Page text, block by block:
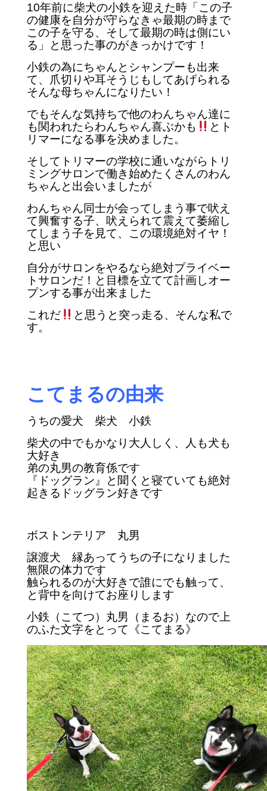
10年前に柴犬の小鉄を迎えた時「この子
の健康を自分が守らなきゃ最期の時まで
この子を守る、そして最期の時は側にい
る」と思った事のがきっかけです！
小鉄の為にちゃんとシャンプーも出来
て、爪切りや耳そうじもしてあげられる
そんな母ちゃんになりたい！
でもそんな気持ちで他のわんちゃん達に
も関われたらわんちゃん喜ぶかも
とト
リマーになる事を決めました。
そしてトリマーの学校に通いながらトリ
ミングサロンで働き始めたくさんのわん
ちゃんと出会いましたが
わんちゃん同士が会ってしまう事で吠え
て興奮する子、 吠えられて震えて萎縮し
てしまう子を見て、この環境絶対イヤ！
と思い
自分がサロンをやるなら絶対プライベー
トサロンだ！と目標を立てて計画しオー
プンする事が出来ました
これだ
と思うと突っ走る、そんな私で
す。
こてまるの由来
うちの愛犬 柴犬 小鉄
柴犬の中でもかなり大人しく、人も犬も
大好き
弟の丸男の教育係です
『ドッグラン』と聞くと寝ていても絶対
起きるドッグラン好きです
ボストンテリア 丸男
譲渡犬 縁あってうちの子になりました
無限の体力です
触られるのが大好きで誰にでも触って、
と背中を向けてお座りします
小鉄（こてつ）丸男（まるお） なので上
のふた文字をとって《こてまる》